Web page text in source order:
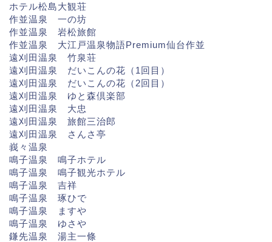
ホテル松島大観荘
作並温泉 一の坊
作並温泉 岩松旅館
作並温泉 大江戸温泉物語Premium仙台作並
遠刈田温泉 竹泉荘
遠刈田温泉 だいこんの花（1回目）
遠刈田温泉 だいこんの花（2回目）
遠刈田温泉 ゆと森倶楽部
遠刈田温泉 大忠
遠刈田温泉 旅館三治郎
遠刈田温泉 さんさ亭
峩々温泉
鳴子温泉 鳴子ホテル
鳴子温泉 鳴子観光ホテル
鳴子温泉 吉祥
鳴子温泉 琢ひで
鳴子温泉 ますや
鳴子温泉 ゆさや
鎌先温泉 湯主一條